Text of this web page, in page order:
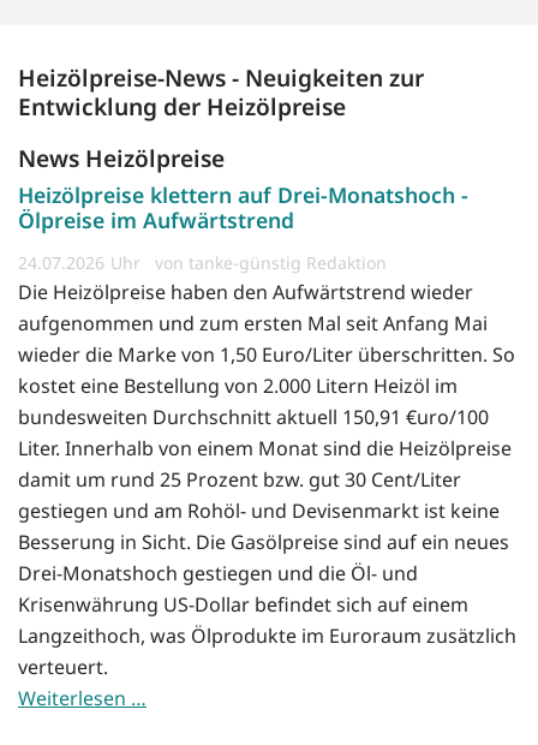
Heizölpreise-News - Neuigkeiten zur
Entwicklung der Heizölpreise
News Heizölpreise
Heizölpreise klettern auf Drei-Monatshoch -
Ölpreise im Aufwärtstrend
24.07.2026 von tanke-günstig Redaktion
Die Heizölpreise haben den Aufwärtstrend wieder
aufgenommen und zum ersten Mal seit Anfang Mai
wieder die Marke von 1,50 Euro/Liter überschritten. So
kostet eine Bestellung von 2.000 Litern Heizöl im
bundesweiten Durchschnitt aktuell 150,91 €uro/100
Liter. Innerhalb von einem Monat sind die Heizölpreise
damit um rund 25 Prozent bzw. gut 30 Cent/Liter
gestiegen und am Rohöl- und Devisenmarkt ist keine
Besserung in Sicht. Die Gasölpreise sind auf ein neues
Drei-Monatshoch gestiegen und die Öl- und
Krisenwährung US-Dollar befindet sich auf einem
Langzeithoch, was Ölprodukte im Euroraum zusätzlich
verteuert.
Weiterlesen …